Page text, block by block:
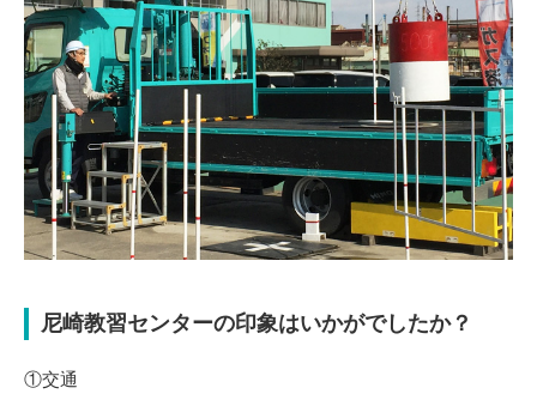
尼崎教習センターの印象はいかがでしたか？
①交通